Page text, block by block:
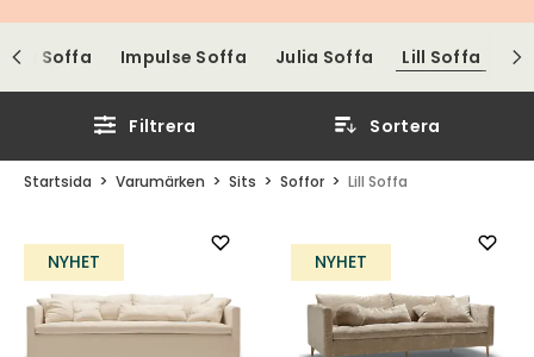
säker, det är svårt att hitta en mer inbjudande och
avslappnande sittmöbel än Lill från Sits.
Soffa Impulse Soffa Julia Soffa Lill Soffa
Filtrera Sortera
Startsida Varumärken Sits Soffor Lill Soffa
NYHET NYHET